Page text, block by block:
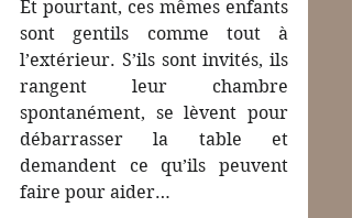
Et pourtant, ces mêmes enfants
sont gentils comme tout à
l’extérieur. S’ils sont invités, ils
rangent leur chambre
spontanément, se lèvent pour
débarrasser la table et
demandent ce qu’ils peuvent
faire pour aider…